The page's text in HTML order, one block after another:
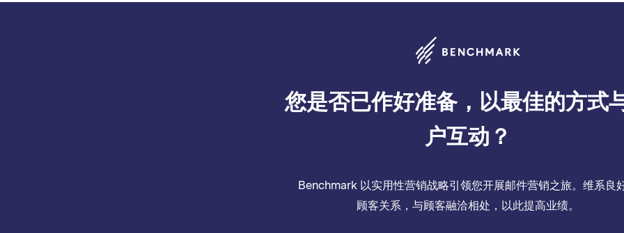
您是否已作好准备，以最佳的方式
户互动？
Benchmark 以实用性营销战略引领您开展邮件营销之旅。维系良
顾客关系，与顾客融洽相处，以此提高业绩。